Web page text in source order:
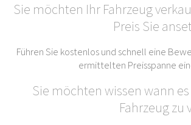
Sie möchten Ihr Fahrzeug
Preis Sie
Führen Sie kostenlos und schnell eine
ermittelten Preisspanne
Sie möchten wissen wann
Fahrzeug zu